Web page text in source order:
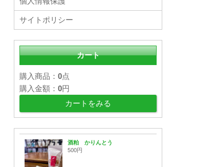
サイトポリシー
カート
購入商品： 0点
購入金額： 0円
カートをみる
酒粕 かりんとう
500円